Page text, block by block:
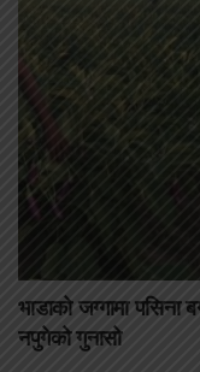
भाडाको जग्गामा पसिना
नपुगेको गुनासो